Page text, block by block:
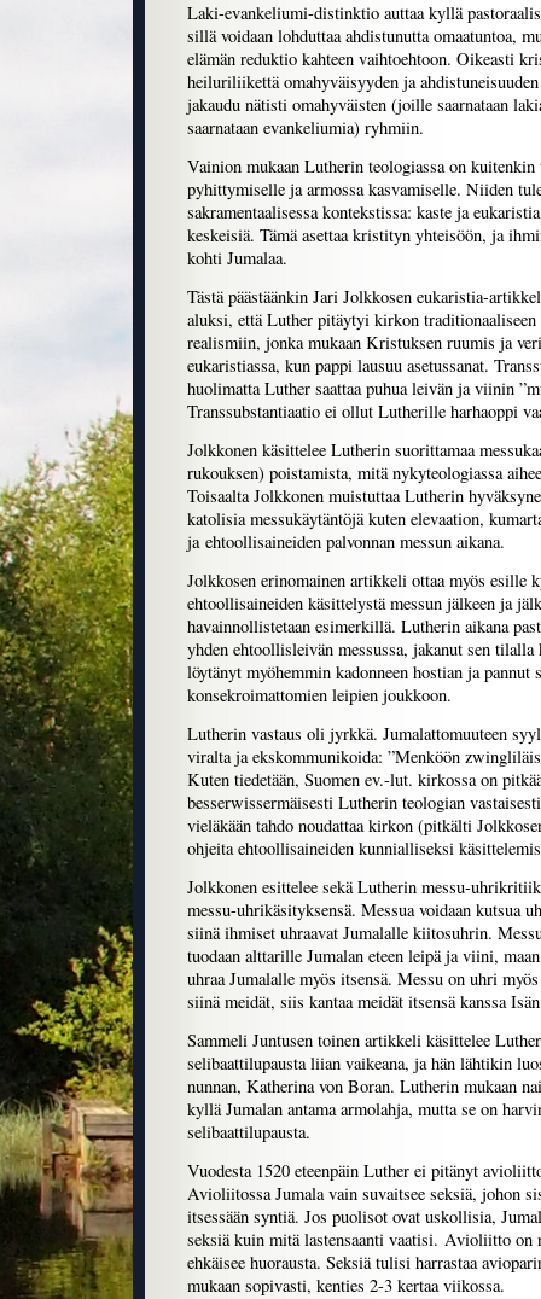
Laki-evankeliumi-distinktio auttaa kyllä
sillä voidaan lohduttaa ahdistunutta omaatuntoa,
elämän reduktio kahteen vaihtoehtoon. Oikeasti
heiluriliikettä omahyväisyyden ja
jakaudu nätisti omahyväisten (joille saarnataan
saarnataan evankeliumia) ryhmiin.
Vainion mukaan Lutherin teologiassa on
pyhittymiselle ja armossa kasvamiselle. Niiden
sakramentaalisessa kontekstissa: kaste ja
keskeisiä. Tämä asettaa kristityn yhteisöön, ja
kohti Jumalaa.
Tästä päästäänkin Jari Jolkkosen eukaristia-
aluksi, että Luther pitäytyi kirkon traditionaaliseen
realismiin, jonka mukaan Kristuksen ruumis ja
eukaristiassa, kun pappi lausuu asetussanat.
huolimatta Luther saattaa puhua leivän ja viinin
Transsubstantiaatio ei ollut Lutherille harhaoppi
Jolkkonen käsittelee Lutherin suorittamaa
rukouksen) poistamista, mitä nykyteologiassa
Toisaalta Jolkkonen muistuttaa Lutherin
katolisia messukäytäntöjä kuten elevaation,
ja ehtoollisaineiden palvonnan messun aikana.
Jolkkosen erinomainen artikkeli ottaa myös esille
ehtoollisaineiden käsittelystä messun jälkeen ja
havainnollistetaan esimerkillä. Lutherin aikana
yhden ehtoollisleivän messussa, jakanut sen
löytänyt myöhemmin kadonneen hostian ja pannut
konsekroimattomien leipien joukkoon.
Lutherin vastaus oli jyrkkä. Jumalattomuuteen
viralta ja ekskommunikoida: ”Menköön
Kuten tiedetään, Suomen ev.-lut. kirkossa on
besserwissermäisesti Lutherin teologian
vieläkään tahdo noudattaa kirkon (pitkälti
ohjeita ehtoollisaineiden kunnialliseksi
Jolkkonen esittelee sekä Lutherin messu-
messu-uhrikäsityksensä. Messua voidaan kutsua
siinä ihmiset uhraavat Jumalalle kiitosuhrin.
tuodaan alttarille Jumalan eteen leipä ja viini,
uhraa Jumalalle myös itsensä. Messu on uhri
siinä meidät, siis kantaa meidät itsensä kanssa
Sammeli Juntusen toinen artikkeli käsittelee
selibaattilupausta liian vaikeana, ja hän lähtikin
nunnan, Katherina von Boran. Lutherin mukaan
kyllä Jumalan antama armolahja, mutta se on
selibaattilupausta.
Vuodesta 1520 eteenpäin Luther ei pitänyt
Avioliitossa Jumala vain suvaitsee seksiä, johon
itsessään syntiä. Jos puolisot ovat uskollisia,
seksiä kuin mitä lastensaanti vaatisi. Avioliitto on
ehkäisee huorausta. Seksiä tulisi harrastaa
mukaan sopivasti, kenties 2-3 kertaa viikossa.